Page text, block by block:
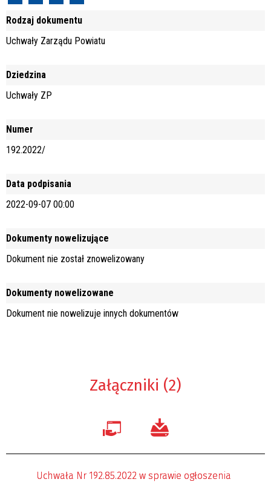
Rodzaj dokumentu
Uchwały Zarządu Powiatu
Dziedzina
Uchwały ZP
Numer
192.2022/
Data podpisania
2022-09-07 00:00
Dokumenty nowelizujące
Dokument nie został znowelizowany
Dokumenty nowelizowane
Dokument nie nowelizuje innych dokumentów
Załączniki (2)
Uchwała Nr 192.85.2022 w sprawie ogłoszenia